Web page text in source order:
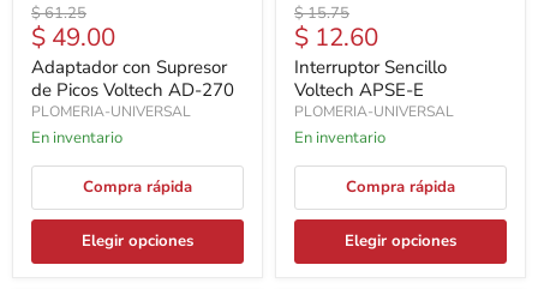
Precio
original
$ 61.25
Precio
actual
$ 49.00
Adaptador con Supresor
de Picos Voltech AD-270
PLOMERIA-UNIVERSAL
En inventario
Compra rápida
Elegir opciones
Precio
original
$ 15.75
Precio
actual
$ 12.60
Interruptor Sencillo
Voltech APSE-E
PLOMERIA-UNIVERSAL
En inventario
Compra rápida
Elegir opciones